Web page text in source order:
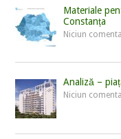
Materiale
Constanța
Niciun
Analiză –
Niciun